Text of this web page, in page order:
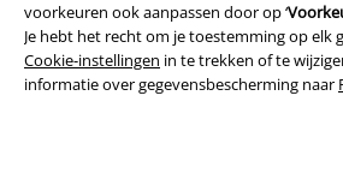
voorkeuren ook aanpassen door op ‘
Je hebt het recht om je toestemming op elk
Cookie-instellingen in te trekken of te
informatie over gegevensbescherming naar